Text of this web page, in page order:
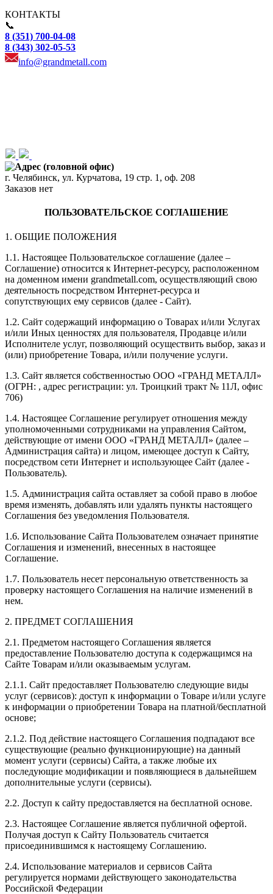
КОНТАКТЫ
📞
8 (351) 700-04-08
8 (343) 302-05-53
info@grandmetall.com
Адрес (головной офис)
г. Челябинск, ул. Курчатова, 19 стр. 1, оф. 208
Заказов нет
ПОЛЬЗОВАТЕЛЬСКОЕ СОГЛАШЕНИЕ
1. ОБЩИЕ ПОЛОЖЕНИЯ
1.1. Настоящее Пользовательское соглашение (далее –
Соглашение) относится к Интернет-ресурсу, расположенном
на доменном имени grandmetall.com, осуществляющий свою
деятельность посредством Интернет-ресурса и
сопутствующих ему сервисов (далее - Сайт).
1.2. Сайт содержащий информацию о Товарах и/или Услугах
и/или Иных ценностях для пользователя, Продавце и/или
Исполнителе услуг, позволяющий осуществить выбор, заказ и
(или) приобретение Товара, и/или получение услуги.
1.3. Сайт является собственностью ООО «ГРАНД МЕТАЛЛ»
(ОГРН: , адрес регистрации: ул. Троицкий тракт № 11Л, офис
706)
1.4. Настоящее Соглашение регулирует отношения между
уполномоченными сотрудниками на управления Сайтом,
действующие от имени ООО «ГРАНД МЕТАЛЛ» (далее –
Администрация сайта) и лицом, имеющее доступ к Сайту,
посредством сети Интернет и использующее Сайт (далее -
Пользователь).
1.5. Администрация сайта оставляет за собой право в любое
время изменять, добавлять или удалять пункты настоящего
Соглашения без уведомления Пользователя.
1.6. Использование Сайта Пользователем означает принятие
Соглашения и изменений, внесенных в настоящее
Соглашение.
1.7. Пользователь несет персональную ответственность за
проверку настоящего Соглашения на наличие изменений в
нем.
2. ПРЕДМЕТ СОГЛАШЕНИЯ
2.1. Предметом настоящего Соглашения является
предоставление Пользователю доступа к содержащимся на
Сайте Товарам и/или оказываемым услугам.
2.1.1. Сайт предоставляет Пользователю следующие виды
услуг (сервисов): доступ к информации о Товаре и/или услуге
к информации о приобретении Товара на платной/бесплатной
основе;
2.1.2. Под действие настоящего Соглашения подпадают все
существующие (реально функционирующие) на данный
момент услуги (сервисы) Сайта, а также любые их
последующие модификации и появляющиеся в дальнейшем
дополнительные услуги (сервисы).
2.2. Доступ к сайту предоставляется на бесплатной основе.
2.3. Настоящее Соглашение является публичной офертой.
Получая доступ к Сайту Пользователь считается
присоединившимся к настоящему Соглашению.
2.4. Использование материалов и сервисов Сайта
регулируется нормами действующего законодательства
Российской Федерации